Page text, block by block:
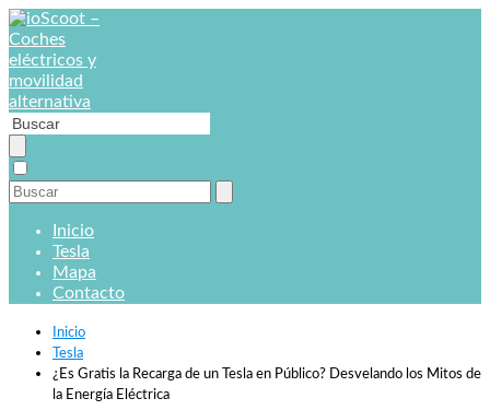
Inicio
Tesla
Mapa
Contacto
Inicio
Tesla
¿Es Gratis la Recarga de un Tesla en Público? Desvelando los Mitos de
la Energía Eléctrica